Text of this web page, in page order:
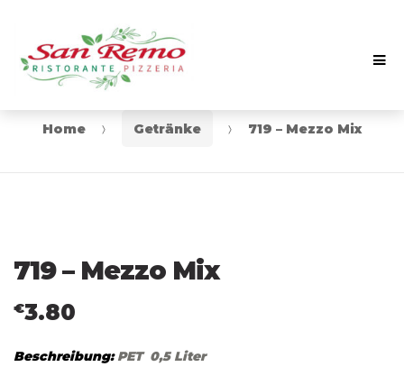
Skip
navigation
Skip
contentHome Getränke 719 – Mezzo Mix
719 – Mezzo Mix
€3.80
Beschreibung:PET 0,5 Liter